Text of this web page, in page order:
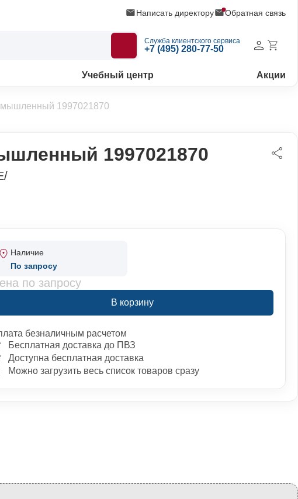
Написать директору Обратная связь
Служба клиентского сервиса
+7 (495) 280-77-50
Учебный центр Акции
1997021870
1997021870
Наличие
По запросу
по запросу
В корзину
безналичным расчетом
Бесплатная доставка до ПВЗ
Доступна бесплатная доставка
Можно загрузить весь список товаров сразу